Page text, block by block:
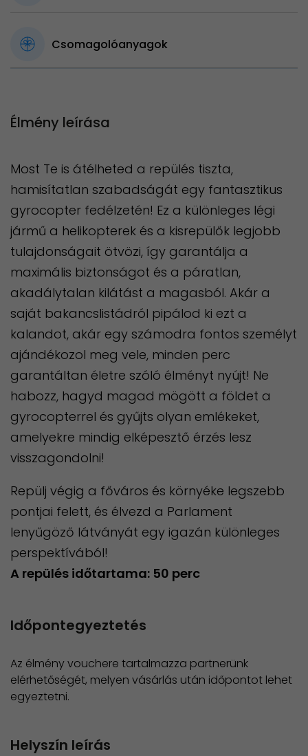
Csomagolóanyagok
Élmény leírása
Most Te is átélheted a repülés tiszta,
hamisítatlan szabadságát egy fantasztikus
gyrocopter fedélzetén! Ez a különleges légi
jármű a helikopterek és a kisrepülők legjobb
tulajdonságait ötvözi, így garantálja a
maximális biztonságot és a páratlan,
akadálytalan kilátást a magasból. Akár a
saját bakancslistádról pipálod ki ezt a
kalandot, akár egy számodra fontos személyt
ajándékozol meg vele, minden perc
garantáltan életre szóló élményt nyújt! Ne
habozz, hagyd magad mögött a földet a
gyrocopterrel és gyűjts olyan emlékeket,
amelyekre mindig elképesztő érzés lesz
visszagondolni!
Repülj végig a főváros és környéke legszebb
pontjai felett, és élvezd a Parlament
lenyűgöző látványát egy igazán különleges
perspektívából!
​A repülés időtartama: 50 perc
Időpontegyeztetés
Az élmény vouchere tartalmazza partnerünk
elérhetőségét, melyen vásárlás után időpontot lehet
egyeztetni.
Helyszín leírás